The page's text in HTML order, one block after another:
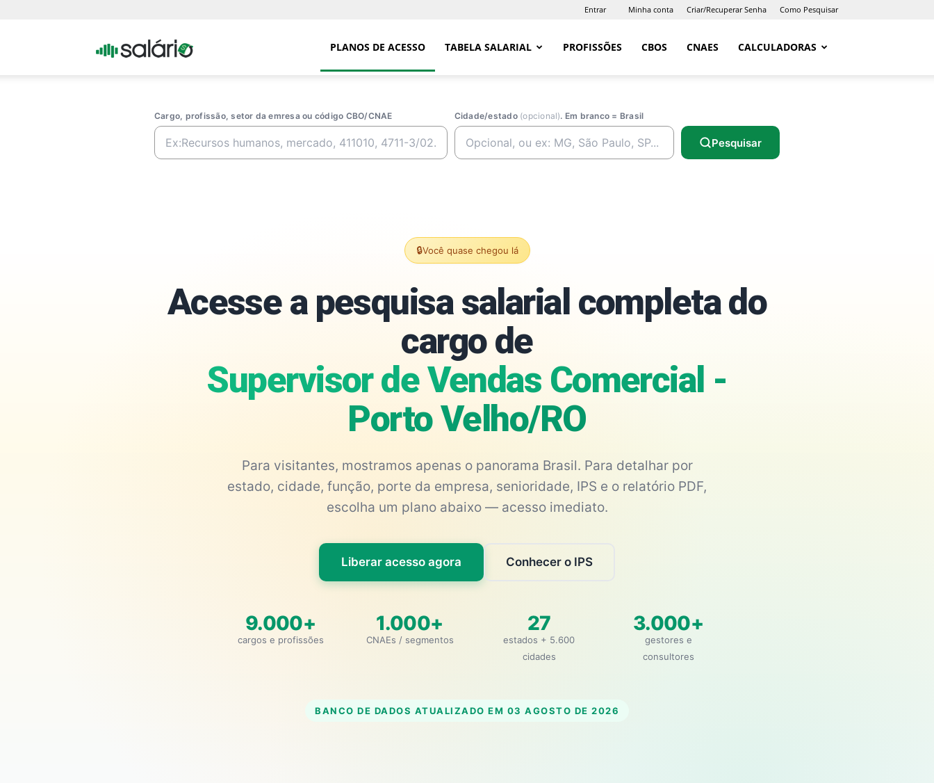
Entrar Minha conta Criar/Recuperar Senha Como Pesquisar
Portal PLANOS DE ACESSO TABELA SALARIAL PROFISSÕES CBOS CNAES CALCULADORAS
Cargo, profissão, setor da emresa ou código CBO/CNAE Cidade/estado (opcional). Em branco = Brasil
Pesquisar
🔒Você quase chegou lá
Acesse a pesquisa salarial completa do
cargo de
Supervisor de Vendas Comercial -
Porto Velho/RO
Para visitantes, mostramos apenas o panorama Brasil. Para detalhar por
estado, cidade, função, porte da empresa, senioridade, IPS e o relatório PDF,
escolha um plano abaixo — acesso imediato.
Liberar acesso agora Conhecer o IPS
9.000+
cargos e profissões
1.000+
CNAEs / segmentos
27
estados + 5.600
cidades
3.000+
gestores e
consultores
BANCO DE DADOS ATUALIZADO EM 03 AGOSTO DE 2026